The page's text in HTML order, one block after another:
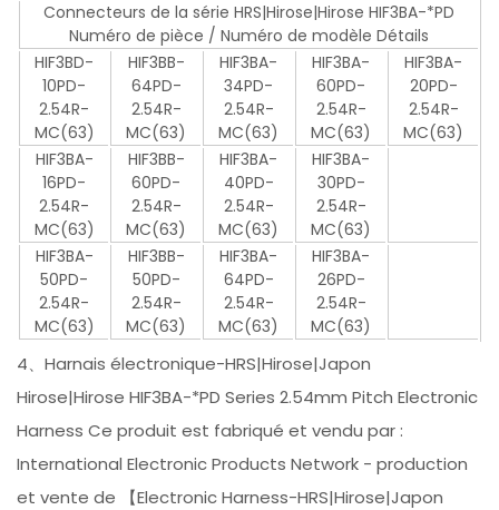
Connecteurs de la série HRS|Hirose|Hirose HIF3BA-*PD
Numéro de pièce / Numéro de modèle Détails
HIF3BD-
10PD-
2.54R-
MC(63)
HIF3BB-
64PD-
2.54R-
MC(63)
HIF3BA-
34PD-
2.54R-
MC(63)
HIF3BA-
60PD-
2.54R-
MC(63)
HIF3BA-
20PD-
2.54R-
MC(63)
HIF3BA-
16PD-
2.54R-
MC(63)
HIF3BB-
60PD-
2.54R-
MC(63)
HIF3BA-
40PD-
2.54R-
MC(63)
HIF3BA-
30PD-
2.54R-
MC(63)
HIF3BA-
50PD-
2.54R-
MC(63)
HIF3BB-
50PD-
2.54R-
MC(63)
HIF3BA-
64PD-
2.54R-
MC(63)
HIF3BA-
26PD-
2.54R-
MC(63)
4、Harnais électronique-HRS|Hirose|Japon
Hirose|Hirose HIF3BA-*PD Series 2.54mm Pitch Electronic
Harness Ce produit est fabriqué et vendu par :
International Electronic Products Network - production
et vente de 【Electronic Harness-HRS|Hirose|Japon